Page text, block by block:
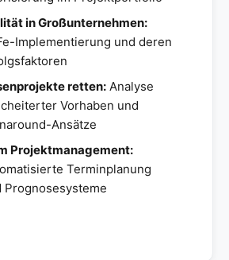
in Großunternehmen:
Implementierung und deren
retten: Analyse
Vorhaben und
Ansätze
Projektmanagement:
Terminplanung
Prognosesysteme